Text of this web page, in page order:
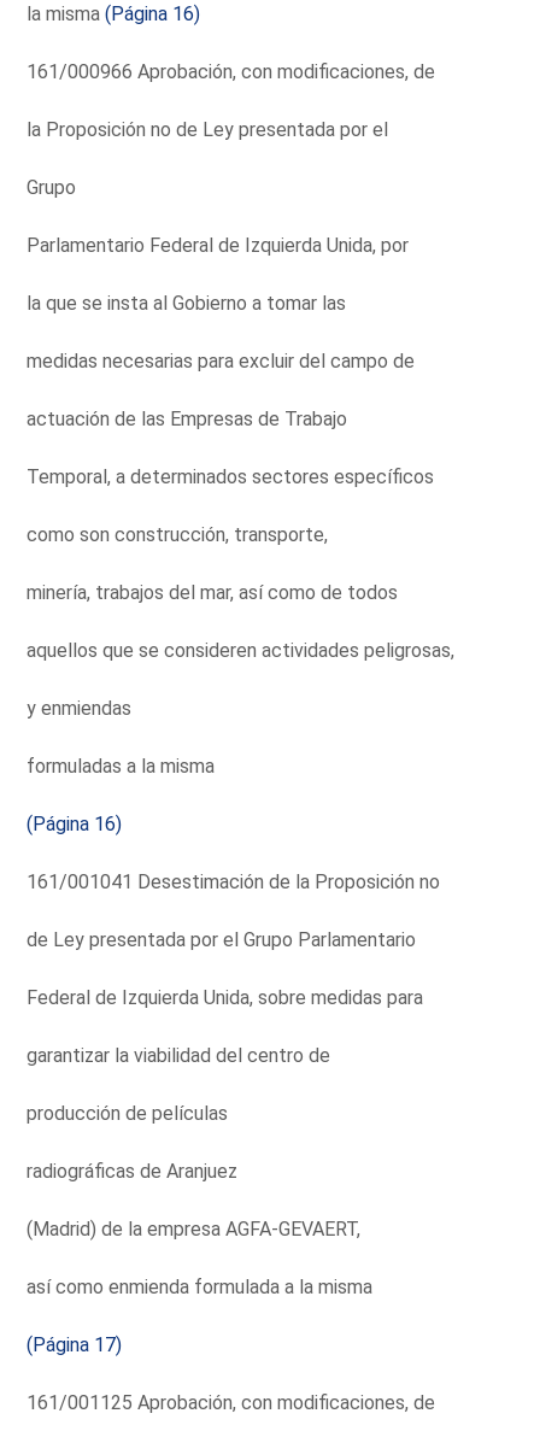
la misma(Página 16)
161/000966 Aprobación, con modificaciones, de
la Proposición no de Ley presentada por el
Grupo
Parlamentario Federal de Izquierda Unida, por
la que se insta al Gobierno a tomar las
medidas necesarias para excluir del campo de
actuación de las Empresas de Trabajo
Temporal, a determinados sectores específicos
como son construcción, transporte,
minería, trabajos del mar, así como de todos
aquellos que se consideren actividades peligrosas,
y enmiendas
formuladas a la misma
(Página 16)
161/001041 Desestimación de la Proposición no
de Ley presentada por el Grupo Parlamentario
Federal de Izquierda Unida, sobre medidas para
garantizar la viabilidad del centro de
producción de películas
radiográficas de Aranjuez
(Madrid) de la empresa AGFA-GEVAERT,
así como enmienda formulada a la misma
(Página 17)
161/001125 Aprobación, con modificaciones, de